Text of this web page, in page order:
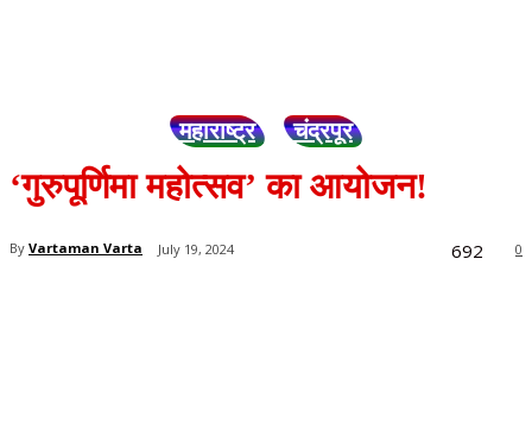
महाराष्ट्र चंद्रपूर
‘गुरुपूर्णिमा महोत्सव’ का आयोजन!
By Vartaman Varta July 19, 2024 0
692